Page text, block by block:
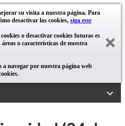
su visita a nuestra página. Para
desactivar las cookies, siga este
o desactivar cookies futuras es
o características de nuestra
a navegar por nuestra página web